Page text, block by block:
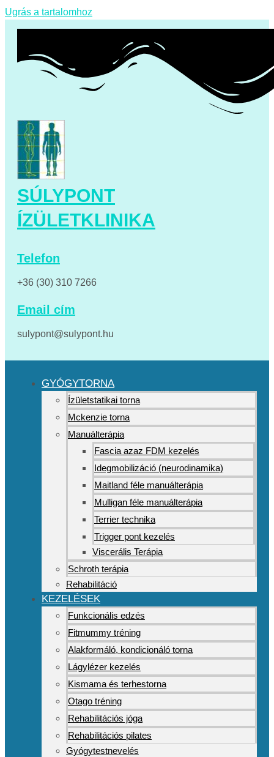
Ugrás a tartalomhoz
SÚLYPONT
ÍZÜLETKLINIKA
Telefon
+36 (30) 310 7266
Email cím
sulypont@sulypont.hu
GYÓGYTORNA
Ízületstatikai torna
Mckenzie torna
Manuálterápia
Fascia azaz FDM kezelés
Idegmobilizáció (neurodinamika)
Maitland féle manuálterápia
Mulligan féle manuálterápia
Terrier technika
Trigger pont kezelés
Viscerális Terápia
Schroth terápia
Rehabilitáció
KEZELÉSEK
Funkcionális edzés
Fitmummy tréning
Alakformáló, kondicionáló torna
Lágylézer kezelés
Kismama és terhestorna
Otago tréning
Rehabilitációs jóga
Rehabilitációs pilates
Gyógytestnevelés